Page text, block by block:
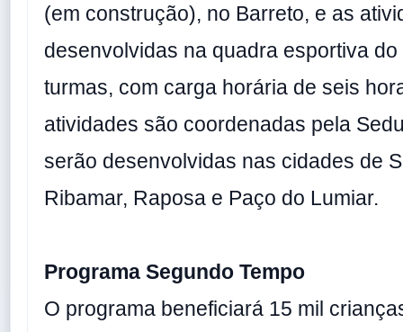
(em construção), no Barreto, e as
desenvolvidas na quadra esportiva
turmas, com carga horária de seis
atividades são coordenadas pela
serão desenvolvidas nas cidades de
Ribamar, Raposa e Paço do Lumiar.
Programa Segundo Tempo
O programa beneficiará 15 mil